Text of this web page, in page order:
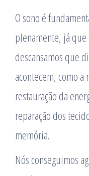
O sono é
plenamente, já
descansamos que
acontecem, como a
restauração da
reparação dos
memória.
Nós conseguimos